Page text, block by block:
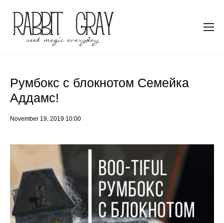
Румбокс с блокнотом Семейка
Аддамс!
November 19, 2019 10:00